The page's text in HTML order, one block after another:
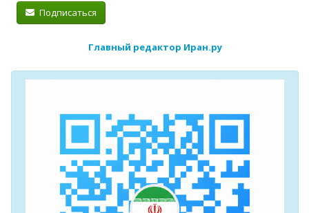
Подписаться
Главный редактор Иран.ру